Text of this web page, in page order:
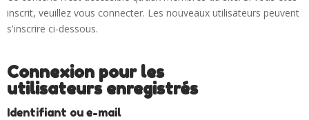
inscrit, veuillez vous connecter. Les nouveaux utilisateurs peuvent
s'inscrire ci-dessous.
Connexion pour les
utilisateurs enregistrés
Identifiant ou e-mail